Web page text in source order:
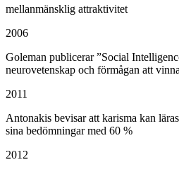
mellanmänsklig attraktivitet
2006
Goleman publicerar ”Social
neurovetenskap och förmågan att
2011
Antonakis bevisar att karisma kan
sina bedömningar med 60 %
2012